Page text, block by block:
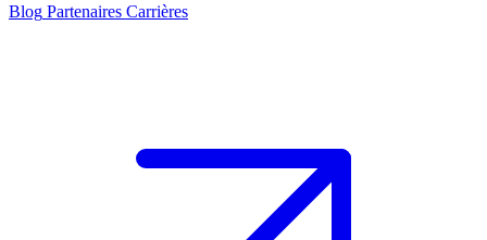
Blog Partenaires Carrières